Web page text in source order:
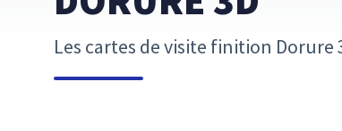
Les cartes de visite finition